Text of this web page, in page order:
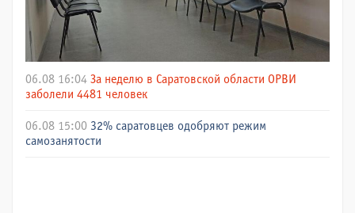
06.08 16:04 За неделю в Саратовской области ОРВИ
заболели 4481 человек
06.08 15:00 32% саратовцев одобряют режим
самозанятости